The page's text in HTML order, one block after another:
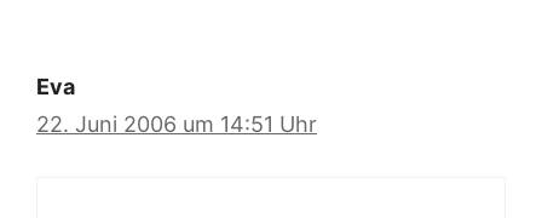
Eva
22. Juni 2006 um 14:51 Uhr